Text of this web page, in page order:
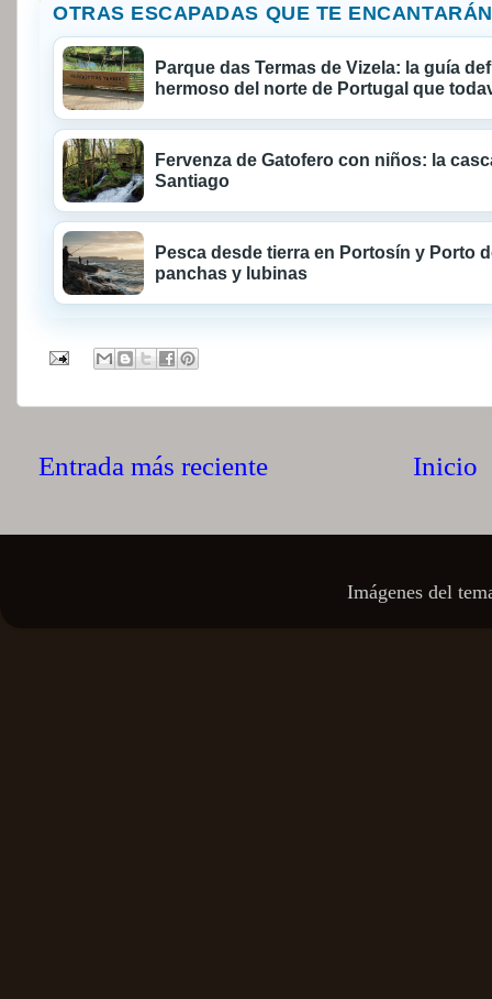
OTRAS ESCAPADAS QUE TE
Parque das Termas de Vizela: la guía
hermoso del norte de Portugal que
Fervenza de Gatofero con niños: la
Santiago
Pesca desde tierra en Portosín y Porto
panchas y lubinas
Entrada más reciente Inicio
Imágenes del